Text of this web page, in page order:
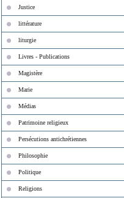
Justice
littérature
liturgie
Livres - Publications
Magistère
Marie
Médias
Patrimoine religieux
Persécutions antichrétiennes
Philosophie
Politique
Religions